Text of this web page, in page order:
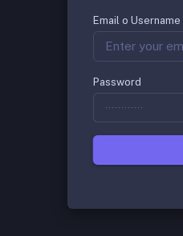
Email o Username
Password